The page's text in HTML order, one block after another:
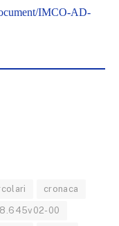
IMCO-AD-
cronaca
00